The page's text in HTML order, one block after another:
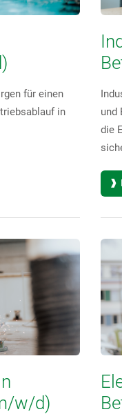
für einen
in
und
die
w/d)